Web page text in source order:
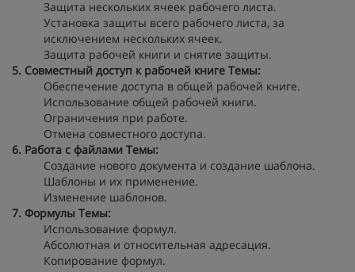
Защита нескольких ячеек рабочего листа.
Установка защиты всего рабочего листа, за
исключением нескольких ячеек.
Защита рабочей книги и снятие защиты.
5. Совместный доступ к рабочей книге Темы:
Обеспечение доступа в общей рабочей книге.
Использование общей рабочей книги.
Ограничения при работе.
Отмена совместного доступа.
6. Работа с файлами Темы:
Создание нового документа и создание шаблона.
Шаблоны и их применение.
Изменение шаблонов.
7. Формулы Темы:
Использование формул.
Абсолютная и относительная адресация.
Копирование формул.